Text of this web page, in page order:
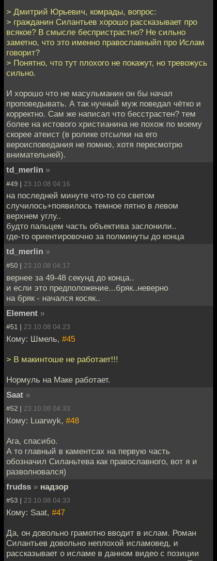
> Дмитрий Юрьевич, комрады, вопрос:
> гражданин Силантьев хорошо рассказывает про
всякое? В смысле беспристрастно? Не сильно
заметно, что это именно православныйп про Ислам
говорит?
> Понятно, что тут плохого не покажут, но тревожусь
сильно.
И хорошо что не масульманин он бы начал
проповедывать. А так нучный муж поведал чётко и
корректно. Сам же написал что бесстрастен? тем
более на истового христианина не похож по моему
скорее атеист (в ролике отсылки на его
вероисповедания не помню, хотя пересмотрю
внимательней).
td_merlin »
#49 | 23.10.08 04:16
на последней минуте что-то со светом
случилось+появилось темное пятно в левом
верхнем углу..
будто пальцем часть объектива заслонили..
где-то ориентировочно за полминуты до конца
td_merlin »
#50 | 23.10.08 04:17
вернее за 49-48 секунд до конца..
и если это предположение...бряк..неверно
на бряк - начался косяк..
Element »
#51 | 23.10.08 04:23
Кому: Шмель, #45
> В макинтоше не работает!!!
Нормуль на Маке работает.
Saat »
#52 | 23.10.08 04:33
Кому: Luarwyk, #48
Ага, спасибо.
А то главный в каментсах на первую часть
обозначил Силаньтева как православного, вот я и
разволновался)
frudss » надзор
#53 | 23.10.08 04:33
Кому: Saat, #47
Да, он довольно грамотно вводит в ислам. Роман
Силантьев довольно неплохой исламовед, и
рассказывает о исламе в данном видео с позиции